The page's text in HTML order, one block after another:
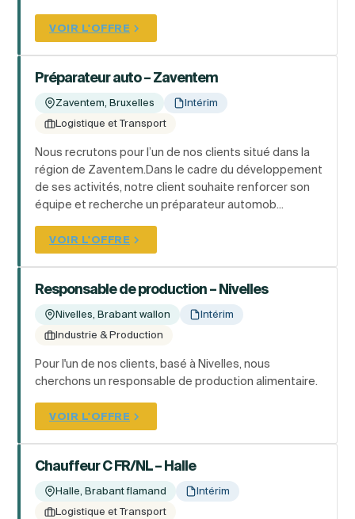
VOIR L'OFFRE
Préparateur auto – Zaventem
Zaventem, Bruxelles
Intérim
Logistique et Transport
Nous recrutons pour l’un de nos clients situé dans la
région de Zaventem.Dans le cadre du développement
de ses activités, notre client souhaite renforcer son
équipe et recherche un préparateur automob...
VOIR L'OFFRE
Responsable de production – Nivelles
Nivelles, Brabant wallon
Intérim
Industrie & Production
Pour l'un de nos clients, basé à Nivelles, nous
cherchons un responsable de production alimentaire.
VOIR L'OFFRE
Chauffeur C FR/NL – Halle
Halle, Brabant flamand
Intérim
Logistique et Transport